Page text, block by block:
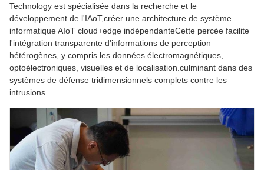
Technology est spécialisée dans la recherche et le
développement de l'IAoT,créer une architecture de système
informatique AIoT cloud+edge indépendanteCette percée facilite
l'intégration transparente d'informations de perception
hétérogènes, y compris les données électromagnétiques,
optoélectroniques, visuelles et de localisation.culminant dans des
systèmes de défense tridimensionnels complets contre les
intrusions.